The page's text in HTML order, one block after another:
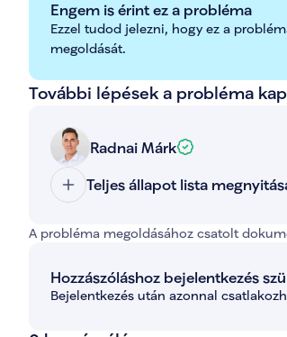
Engem is érint ez a probléma
Ezzel tudod jelezni, hogy ez a
megoldását.
További lépések a probléma
Radnai Márk
Teljes állapot lista
A probléma megoldásához csatolt
Hozzászóláshoz bejelentkezés
Bejelentkezés után azonnal